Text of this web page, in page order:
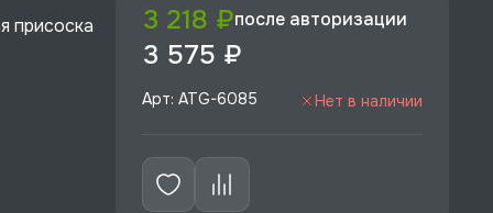
присоска 3 218 ₽после авторизации
3 575 ₽
Арт: ATG-6085 Нет в наличии